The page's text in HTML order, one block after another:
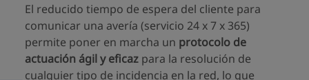
El reducido tiempo de espera del cliente para
comunicar una avería (servicio 24 x 7 x 365)
permite poner en marcha un protocolo de
actuación ágil y eficaz para la resolución de
cualquier tipo de incidencia en la red, lo que